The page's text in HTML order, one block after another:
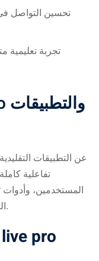
تحسين التواصل
تجربة تعليمية
تفاعلية
المستخدمين، وأدوات
التعبيرية. هذا يجعل التجربة أكثر إثارة ومتعة.
pro